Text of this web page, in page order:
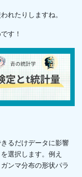
れたりしますね。
す！
るだけデータに影響
選択します。例え
ンマ分布の形状パラ